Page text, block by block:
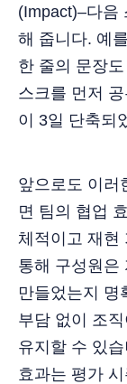
(Impact)–다음
해 줍니다. 예
한 줄의 문장
스크를 먼저
이 3일 단축되
앞으로도 이러
면 팀의 협업
체적이고 재현
통해 구성원은
만들었는지 명
부담 없이 조
유지할 수 있
효과는 평가